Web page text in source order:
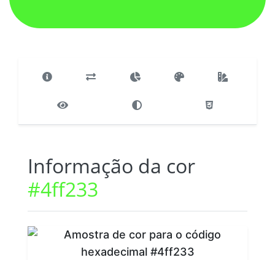
Informação da cor
#4ff233